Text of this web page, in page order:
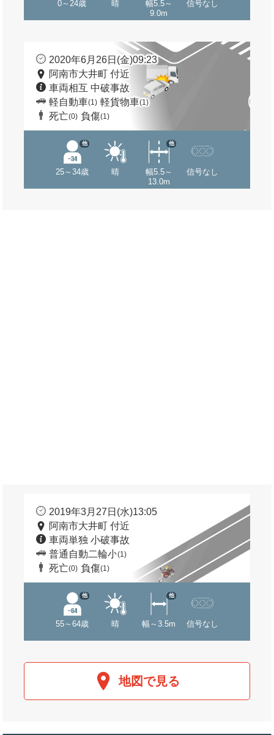
0～24歳 晴
幅5.5～
9.0m
信号なし
2020年6月26日(金)09:23
阿南市大井町 付近
車両相互 中破事故
軽自動車(1) 軽貨物車(1)
死亡(0) 負傷(1)
25～34歳
他
晴
幅5.5～
13.0m
他
信号なし
2019年3月27日(水)13:05
阿南市大井町 付近
車両単独 小破事故
普通自動二輪小(1)
死亡(0) 負傷(1)
55～64歳
他
晴 幅～3.5m
他
信号なし
地図で見る